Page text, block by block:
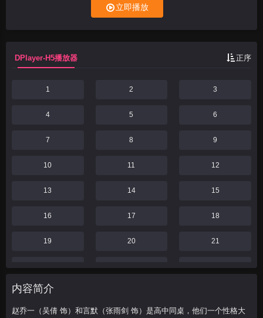
霸。就是这样两个性格大相径庭的人，暧昧
立即播放
DPlayer-H5播放器 正序
1 2 3
4 5 6
7 8 9
10 11 12
13 14 15
16 17 18
19 20 21
22 23 24
25
内容简介
赵乔一（吴倩 饰）和言默（张雨剑 饰）是高中同桌，他们一个性格大